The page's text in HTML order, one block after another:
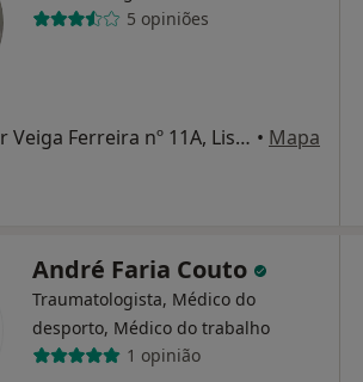
5 opiniões
Rua Professor Veiga Ferreira nº 11A, Lisboa • Mapa
André Faria Couto
Traumatologista, Médico do
desporto, Médico do trabalho
1 opinião